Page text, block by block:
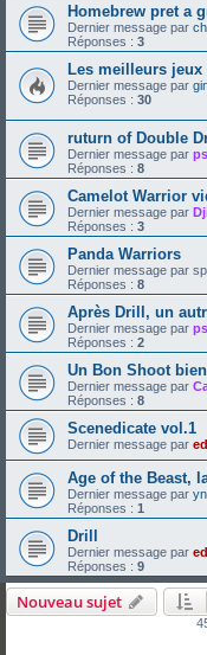
Homebrew pret a
Dernier message par
Réponses : 3
Les meilleurs
Dernier message par
Réponses : 30
ruturn of Double
Dernier message par
Réponses : 8
Camelot Warrior
Dernier message par
Réponses : 3
Panda Warriors
Dernier message par
Réponses : 8
Après Drill, un
Dernier message par
Réponses : 2
Un Bon Shoot
Dernier message par
Réponses : 8
Scenedicate vol.1
Dernier message par
Age of the Beast,
Dernier message par
Réponses : 1
Drill
Dernier message par
Réponses : 9
Nouveau sujet